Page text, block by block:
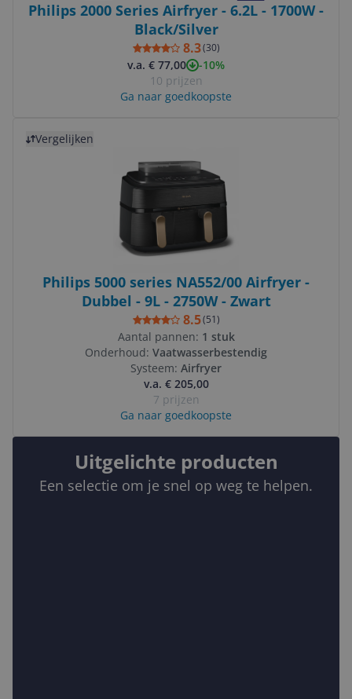
Philips 2000 Series Airfryer - 6.2L - 1700W -
Black/Silver
8.3(30)
v.a. € 77,00
-10%
10 prijzen
Ga naar goedkoopste
Vergelijken
Philips 5000 series NA552/00 Airfryer -
Dubbel - 9L - 2750W - Zwart
8.5(51)
Aantal pannen: 1 stuk
Onderhoud: Vaatwasserbestendig
Systeem: Airfryer
v.a. € 205,00
7 prijzen
Ga naar goedkoopste
Uitgelichte producten
Een selectie om je snel op weg te helpen.